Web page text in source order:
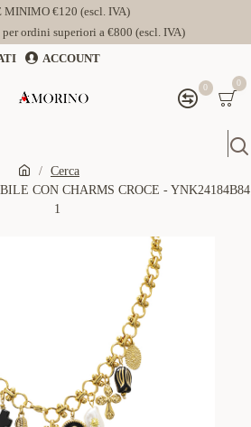
MINIMO €120 (escl. IVA)
ordini superiori a €800 (escl. IVA)
ACCOUNT
0 0
Cerca
CON CHARMS CROCE - YNK24184B84
1